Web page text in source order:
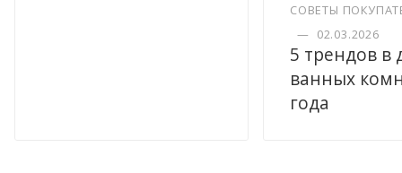
СОВЕТЫ
— 02.03.2026
5 трендов в
ванных
года